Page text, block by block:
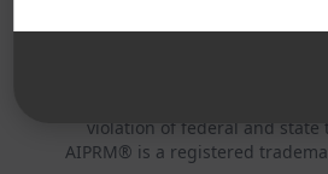
laws.
and EU CTM
violation of federal and state
AIPRM® is a registered